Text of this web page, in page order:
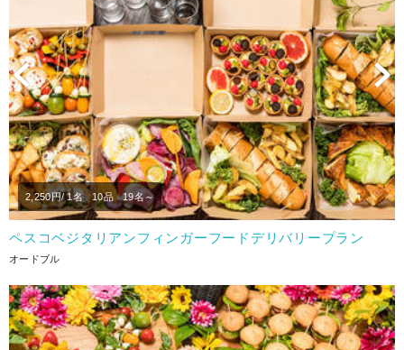
Previous
2,250円/ 1名 10品 19名～
ペスコベジタリアンフィンガーフードデリバリープラン
オードブル